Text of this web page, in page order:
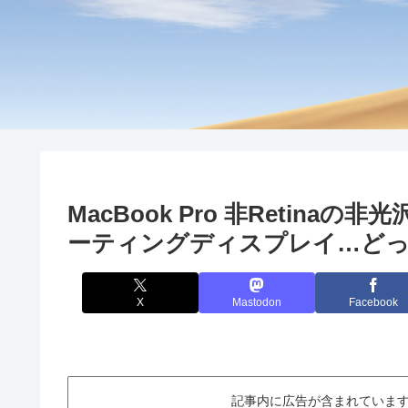
MacBook Pro 非Retinaの非光
ーティングディスプレイ…ど
X Mastodon Facebook
記事内に広告が含まれていま